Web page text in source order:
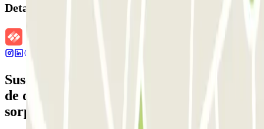
Detalles de la reserva
Suscríbete a nuestra newsletter y entérate
de descuentos, sorteos y otras muchas
sorpresas.